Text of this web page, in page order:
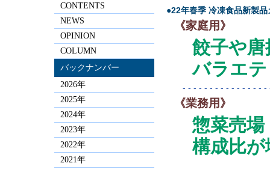
●22年春季 冷凍食品新製
《家庭用》
餃子や唐
バラエテ
- - - - - - - - - - - - - - - -
《業務用》
惣菜売場
構成比が
CONTENTS
NEWS
OPINION
COLUMN
バックナンバー
2026年
2025年
2024年
2023年
2022年
2021年